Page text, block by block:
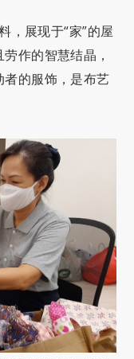
，展现于“家”的屋
作的智慧结晶，
的服饰，是布艺